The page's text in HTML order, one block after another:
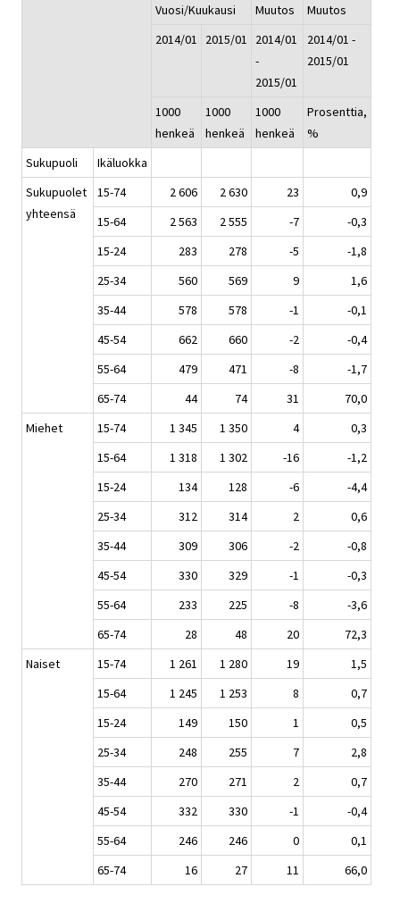
Vuosi/Kuukausi Muutos
Muutos
2014/01
2015/01
2014/01
-
2015/01
2014/01 -
2015/01
1000
henkeä
1000
henkeä
1000
henkeä
Prosenttia,
%
Sukupuoli
Ikäluokka
Sukupuolet
yhteensä
15-74 2 606 2 630 23
0,9
15-64
2 563 2 555 -7
-0,3
15-24
283 278 -5
-1,8
25-34
560 569 9
1,6
35-44
578 578 -1
-0,1
45-54
662 660 -2
-0,4
55-64
479 471 -8
-1,7
65-74
44 74 31
70,0
Miehet
15-74 1 345 1 350 4
0,3
15-64
1 318 1 302 -16
-1,2
15-24
134 128 -6
-4,4
25-34
312 314 2
0,6
35-44
309 306 -2
-0,8
45-54
330 329 -1
-0,3
55-64
233 225 -8
-3,6
65-74
28 48 20
72,3
Naiset
15-74 1 261 1 280 19
1,5
15-64
1 245 1 253 8
0,7
15-24
149 150 1
0,5
25-34
248 255 7
2,8
35-44
270 271 2
0,7
45-54
332 330 -1
-0,4
55-64
246 246 0
0,1
65-74
16 27 11 66,0